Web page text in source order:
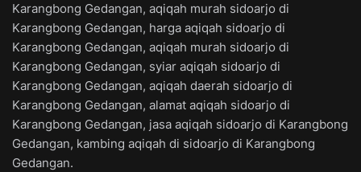
Karangbong Gedangan, aqiqah murah sidoarjo di
Karangbong Gedangan, harga aqiqah sidoarjo di
Karangbong Gedangan, aqiqah murah sidoarjo di
Karangbong Gedangan, syiar aqiqah sidoarjo di
Karangbong Gedangan, aqiqah daerah sidoarjo di
Karangbong Gedangan, alamat aqiqah sidoarjo di
Karangbong Gedangan, jasa aqiqah sidoarjo di Karangbong
Gedangan, kambing aqiqah di sidoarjo di Karangbong
Gedangan.